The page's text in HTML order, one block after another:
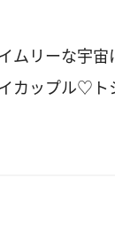
ムリーな宇
カップル♡ト